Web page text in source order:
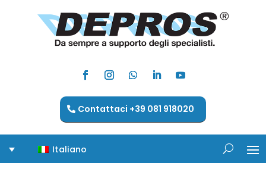
Contattaci +39 081 918020
Italiano